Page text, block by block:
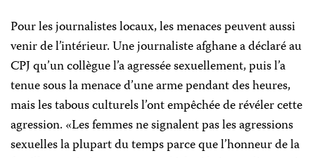
Pour les journalistes locaux, les menaces peuvent aussi
venir de l’intérieur. Une journaliste afghane a déclaré au
CPJ qu’un collègue l’a agressée sexuellement, puis l’a
tenue sous la menace d’une arme pendant des heures,
mais les tabous culturels l’ont empêchée de révéler cette
agression. «Les femmes ne signalent pas les agressions
sexuelles la plupart du temps parce que l’honneur de la